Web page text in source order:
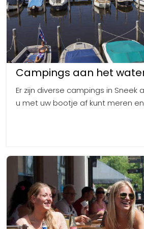
Campings aan het
Er zijn diverse campings in
u met uw bootje af kunt meren